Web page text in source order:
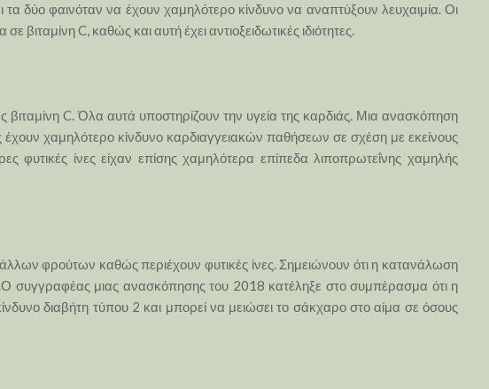
δύο φαινόταν να έχουν χαμηλότερο κίνδυνο να αναπτύξουν λευχαιμία. Οι
βιταμίνη C, καθώς και αυτή έχει αντιοξειδωτικές ιδιότητες.
βιταμίνη C. Όλα αυτά υποστηρίζουν την υγεία της καρδιάς. Μια ανασκόπηση
έχουν χαμηλότερο κίνδυνο καρδιαγγειακών παθήσεων σε σχέση με εκείνους
φυτικές ίνες είχαν επίσης χαμηλότερα επίπεδα λιποπρωτεΐνης χαμηλής
φρούτων καθώς περιέχουν φυτικές ίνες. Σημειώνουν ότι η κατανάλωση
συγγραφέας μιας ανασκόπησης του 2018 κατέληξε στο συμπέρασμα ότι η
διαβήτη τύπου 2 και μπορεί να μειώσει το σάκχαρο στο αίμα σε όσους